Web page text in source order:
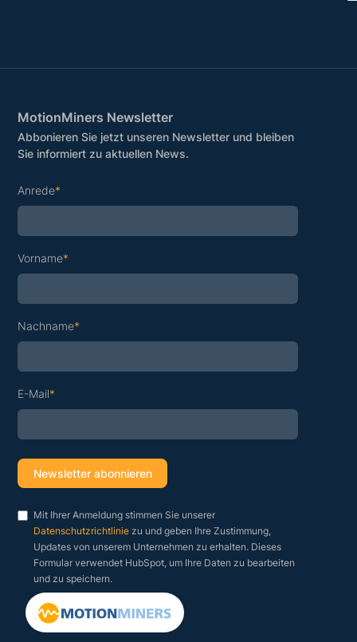
MotionMiners Newsletter
Abbonieren Sie jetzt unseren Newsletter und bleiben
Sie informiert zu aktuellen News.
Anrede*
Vorname*
Nachname*
E-Mail*
Mit Ihrer Anmeldung stimmen Sie unserer
Datenschutzrichtlinie zu und geben Ihre Zustimmung,
Updates von unserem Unternehmen zu erhalten. Dieses
Formular verwendet HubSpot, um Ihre Daten zu bearbeiten
und zu speichern.